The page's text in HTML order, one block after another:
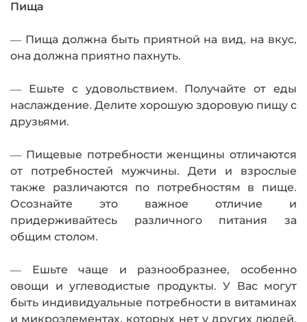
Пища
— Пища должна быть приятной на вид, на вкус,
она должна приятно пахнуть.
— Ешьте с удовольствием. Получайте от еды
наслаждение. Делите хорошую здоровую пищу с
друзьями.
— Пищевые потребности женщины отличаются
от потребностей мужчины. Дети и взрослые
также различаются по потребностям в пище.
Осознайте это важное отличие и
придерживайтесь различного питания за
общим столом.
— Ешьте чаще и разнообразнее, особенно
овощи и углеводистые продукты. У Вас могут
быть индивидуальные потребности в витаминах
и микроэлементах, которых нет у других людей,